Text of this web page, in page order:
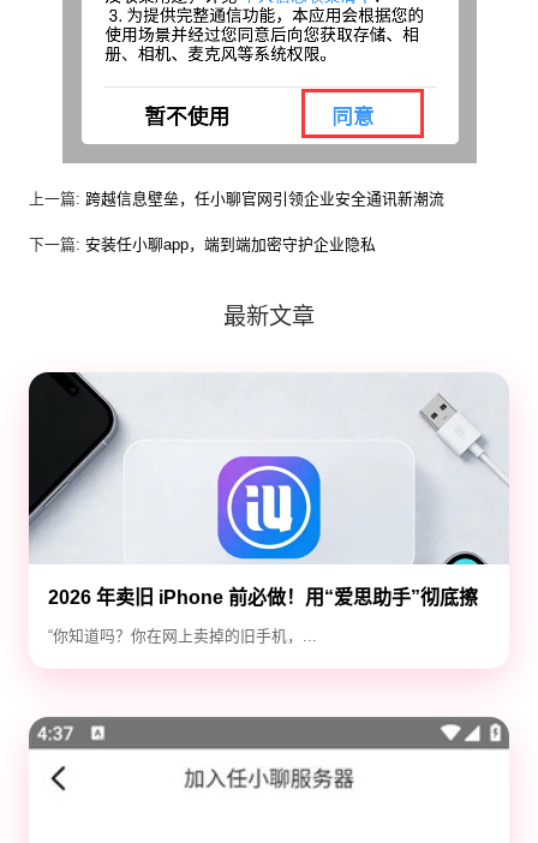
上一篇: 跨越信息壁垒，任小聊官网引领企业安全通讯新潮流
下一篇: 安装任小聊app，端到端加密守护企业隐私
最新文章
2026 年卖旧 iPhone 前必做！用“爱思助手”彻底擦
除隐私，防止数据泄露
“你知道吗？你在网上卖掉的旧手机，...